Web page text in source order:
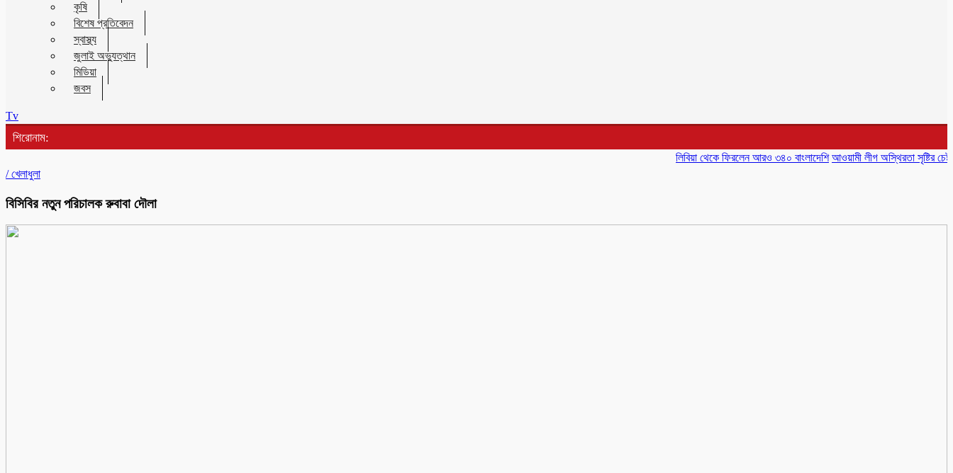
কৃষি
বিশেষ প্রতিবেদন
স্বাস্থ্য
জুলাই অভ্যুত্থান
মিডিয়া
জবস
Tv
শিরোনাম:
লিবিয়া থেকে ফিরলেন আরও ৩৪০ বাংলাদেশি আওয়ামী লীগ অস্থিরতা সৃষ্টির চেষ্টা
/খেলাধুলা
বিসিবির নতুন পরিচালক রুবাবা দৌলা